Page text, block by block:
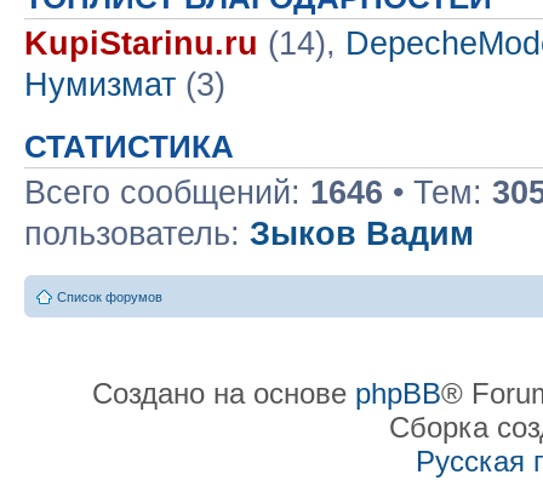
KupiStarinu.ru (14),
Нумизмат (3)
СТАТИСТИКА
Всего сообщений: 1646 • Тем:
пользователь: Зыков Вадим
Список форумов
Создано на основе phpBB®
Сборка
Русская